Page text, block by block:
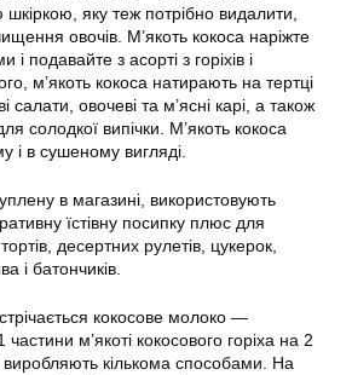
яку теж потрібно видалити,
овочів. М’якоть кокоса наріжте
подавайте з асорті з горіхів і
м’якоть кокоса натирають на тертці
салати, овочеві та м’ясні карі, а також
солодкої випічки. М’якоть кокоса
і в сушеному вигляді.
в магазині, використовують
їстівну посипку плюс для
десертних рулетів, цукерок,
і батончиків.
кокосове молоко —
м’якоті кокосового горіха на 2
кількома способами. На